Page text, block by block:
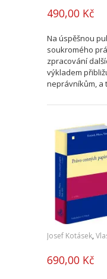
490,00 Kč
Na úspěšnou
soukromého
zpracování
výkladem
neprávníkům, a
Josef Kotásek,
690,00 Kč